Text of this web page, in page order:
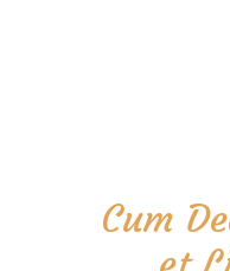
Cum